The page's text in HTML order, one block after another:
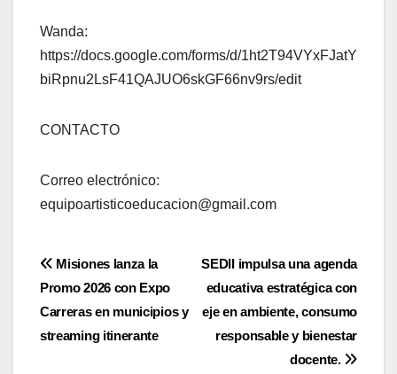
Wanda:
https://docs.google.com/forms/d/1ht2T94VYxFJatY
biRpnu2LsF41QAJUO6skGF66nv9rs/edit
CONTACTO
Correo electrónico:
equipoartisticoeducacion@gmail.com
Navegación
de
entradas
SEDII impulsa una agenda
educativa estratégica con
eje en ambiente, consumo
responsable y bienestar
docente.
Misiones lanza la
Promo 2026 con Expo
Carreras en municipios y
streaming itinerante